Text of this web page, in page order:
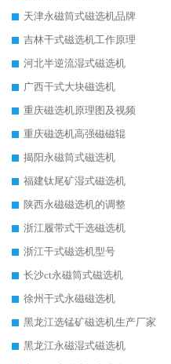
天津永磁筒式磁选机品牌
吉林干式磁选机工作原理
河北半逆流湿式磁选机
广西干式大块磁选机
重庆磁选机原理图及视频
重庆磁选机高强磁磁辊
揭阳永磁筒式磁选机
福建钛尾矿湿式磁选机
陕西永磁磁选机的调整
浙江履带式干选磁选机
浙江干式磁选机型号
长沙ct永磁筒式磁选机
徐州干式永磁磁选机
黑龙江选锰矿磁选机生产厂家
黑龙江永磁湿式磁选机